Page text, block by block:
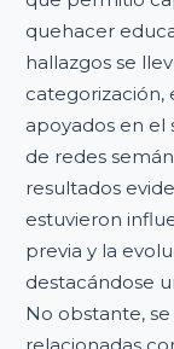
quehacer
hallazgos se
categorización,
apoyados en el
de redes
resultados
estuvieron
previa y la
destacándose
No obstante,